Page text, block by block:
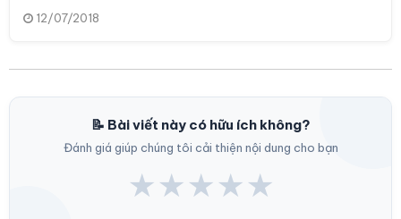
12/07/2018
📝 Bài viết này có hữu ích không?
Đánh giá giúp chúng tôi cải thiện nội dung cho bạn
★★★★★